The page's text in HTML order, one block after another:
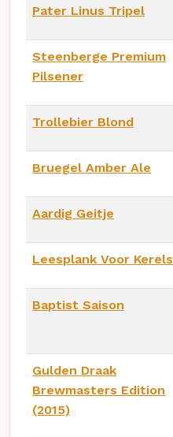
Pater Linus Tripel
Steenberge Premium
Pilsener
Trollebier Blond
Bruegel Amber Ale
Aardig Geitje
Leesplank Voor Kerels
Baptist Saison
Gulden Draak
Brewmasters Edition
(2015)